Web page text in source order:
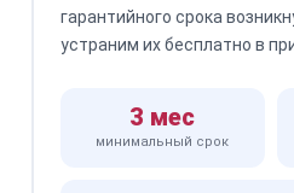
гарантийного срока
устраним их бесплатно в
3 мес
минимальный срок